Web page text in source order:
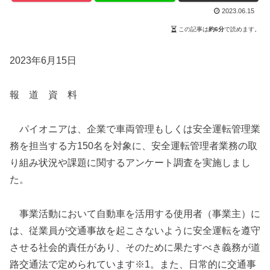
2023.06.15
この記事は約6分で読めます。
2023年6月15日
報 道 資 料
パイオニアは、企業で車両管理もしくは安全運転管理業
務を担当する方150名を対象に、安全運転管理者業務の取
り組み状況や課題に関するアンケート調査を実施しまし
た。
事業活動において自動車を活用する使用者（事業主）に
は、従業員が交通事故を起こさないように安全運転を遵守
させる社会的責任があり、そのために果たすべき義務が道
路交通法で定められています※1。また、日常的に交通事